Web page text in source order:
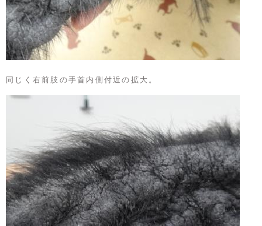
同じく右前肢の手首内側付近の拡大。